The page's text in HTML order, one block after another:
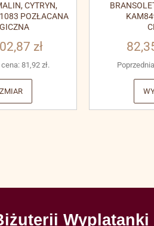
CYTRYN,
POZŁACANA
zł
81,92 zł.
Wyplatanki